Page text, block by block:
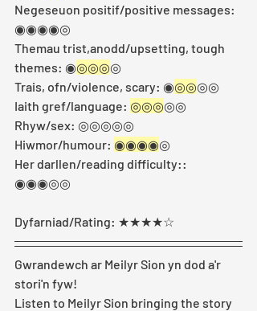
Negeseuon positif/positive messages:
◉◉◉◉◎
Themau trist,anodd/upsetting, tough
themes: ◉◎◎◎◎
Trais, ofn/violence, scary: ◉◎◎◎◎
Iaith gref/language: ◎◎◎◎◎
Rhyw/sex: ◎◎◎◎◎
Hiwmor/humour: ◉◉◉◉◎
Her darllen/reading difficulty::
◉◉◉◎◎
Dyfarniad/Rating: ★★★★☆
Gwrandewch ar Meilyr Sion yn dod a'r
stori'n fyw!
Listen to Meilyr Sion bringing the story